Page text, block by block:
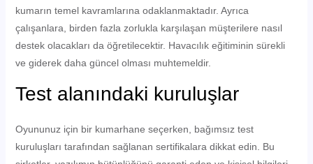
kumarın temel kavramlarına odaklanmaktadır. Ayrıca
çalışanlara, birden fazla zorlukla karşılaşan müşterilere nasıl
destek olacakları da öğretilecektir. Havacılık eğitiminin sürekli
ve giderek daha güncel olması muhtemeldir.
Test alanındaki kuruluşlar
Oyununuz için bir kumarhane seçerken, bağımsız test
kuruluşları tarafından sağlanan sertifikalara dikkat edin. Bu